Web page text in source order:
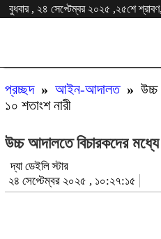
বুধবার , ২৪ সেপ্টেম্বর ২০২৫ ,২৫শে শ্রাবণ,
প্রচ্ছদ» আইন-আদালত» উচ্চ
১০ শতাংশ নারী
উচ্চ আদালতে বিচারকদের
দ্যা ডেইলি স্টার
২৪ সেপ্টেম্বর ২০২৫ , ১০:২৭:১৫